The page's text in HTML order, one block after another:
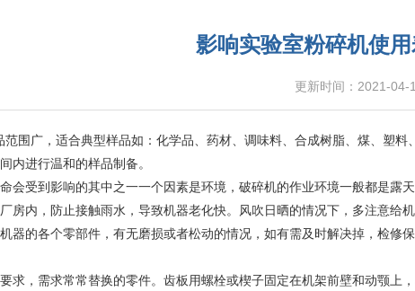
影响实验室粉碎机使
更新时间：2021-04-
范围广，适合典型样品如：化学品、药材、调味料、合成树脂、煤、塑
内进行温和的样品制备。
受到影响的其中之一一个因素是环境，破碎机的作业环境一般都是露
房内，防止接触雨水，导致机器老化快。风吹日晒的情况下，多注意
器的各个零部件，有无磨损或者松动的情况，如有需及时解决掉，检
，需求常常替换的零件。齿板用螺栓或楔子固定在机架前壁和动颚上